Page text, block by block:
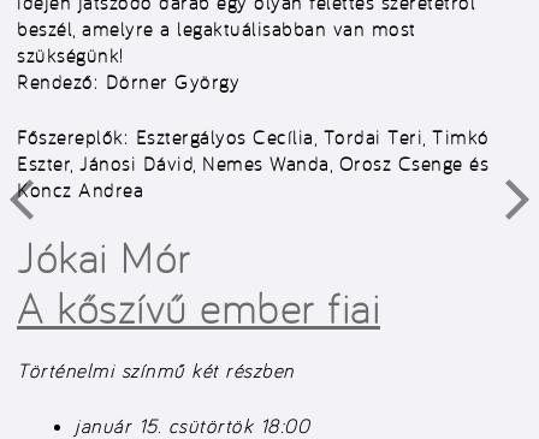
beszél, amelyre a legaktuálisabban van most
szükségünk!
Rendező: Dörner György
Főszereplők: Esztergályos Cecília, Tordai Teri, Timkó
Eszter, Jánosi Dávid, Nemes Wanda, Orosz Csenge és
Koncz Andrea
Jókai Mór
A kőszívű ember fiai
Történelmi színmű két részben
január 15. csütörtök 18:00